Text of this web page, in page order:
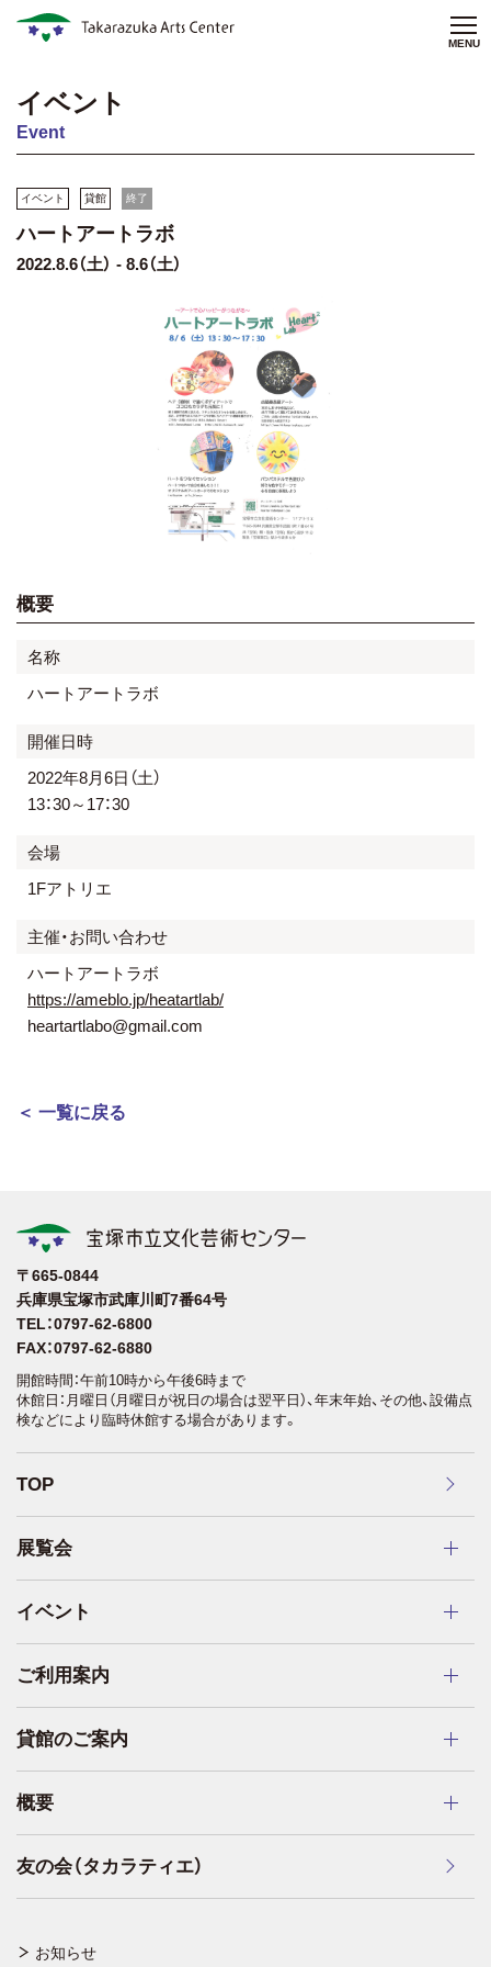
MENU
イベント
Event
イベント 貸館 終了
ハートアートラボ
2022.8.6（土） - 8.6（土）
概要
名称
ハートアートラボ
開催日時
2022年8月6日（土）
13：30～17：30
会場
1Fアトリエ
主催・お問い合わせ
ハートアートラボ
https://ameblo.jp/heatartlab/
heartartlabo@gmail.com
＜ 一覧に戻る
お知らせ
TOP
展覧会
イベント
ご利用案内
貸館のご案内
概要
友の会（タカラティエ）
〒665-0844
兵庫県宝塚市武庫川町7番64号
TEL：0797-62-6800
FAX：0797-62-6880
開館時間：午前10時から午後6時まで
休館日：月曜日（月曜日が祝日の場合は翌平日）、年末年始、その他、設備点
検などにより臨時休館する場合があります。